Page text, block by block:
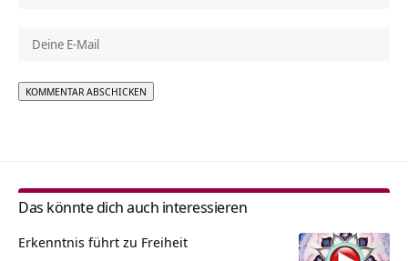
Das könnte dich auch interessieren
Erkenntnis führt zu Freiheit